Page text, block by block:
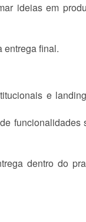
ideias em
entrega final.
e
funcionalidades
dentro do